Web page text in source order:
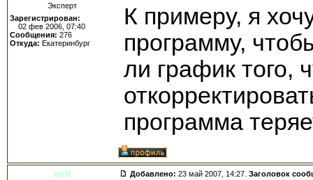
Эксперт
Зарегистрирован:
02 фев 2006, 07:40
Сообщения: 276
Откуда: Екатеринбург
К примеру, я
программу,
ли график того,
программа
evil Добавлено: 23 май 2007, 14:27. Заголовок